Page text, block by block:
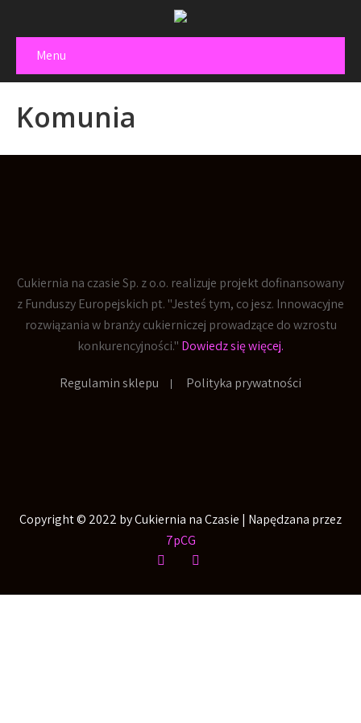
Menu
Komunia
Cukiernia na czasie Sp. z o.o. realizuje projekt dofinansowany
z Funduszy Europejskich pt. "Jesteś tym, co jesz. Innowacyjne
rozwiązania w branży cukierniczej prowadzące do wzrostu
konkurencyjności." Dowiedz się więcej.
Regulamin sklepu Polityka prywatności
Copyright © 2022 by Cukiernia na Czasie | Napędzana przez
7pCG